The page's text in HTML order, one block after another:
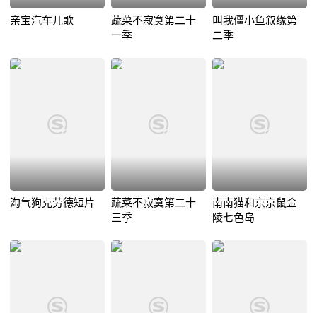
亲宝汽车儿歌
蔬菜不寂寞第二十
一季
叫我僵小鱼叙缘第
二季
淘气狗克劳德短片
蔬菜不寂寞第二十
三季
南南猫和京京鼠金
陵七色岛